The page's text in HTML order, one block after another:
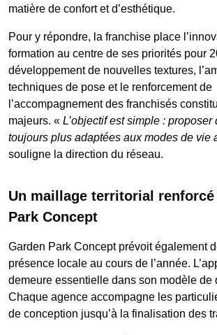
matière de confort et d’esthétique.
Pour y répondre, la franchise place
formation au centre de ses priorités pour
développement de nouvelles textures,
techniques de pose et le renforcement de
l’accompagnement des franchisés
majeurs. « L’objectif est simple :
toujours plus adaptées aux modes de vie
souligne la direction du réseau.
Un maillage territorial renforcé
Park Concept
Garden Park Concept prévoit également
présence locale au cours de l’année.
demeure essentielle dans son modèle de
Chaque agence accompagne les
de conception jusqu’à la finalisation des